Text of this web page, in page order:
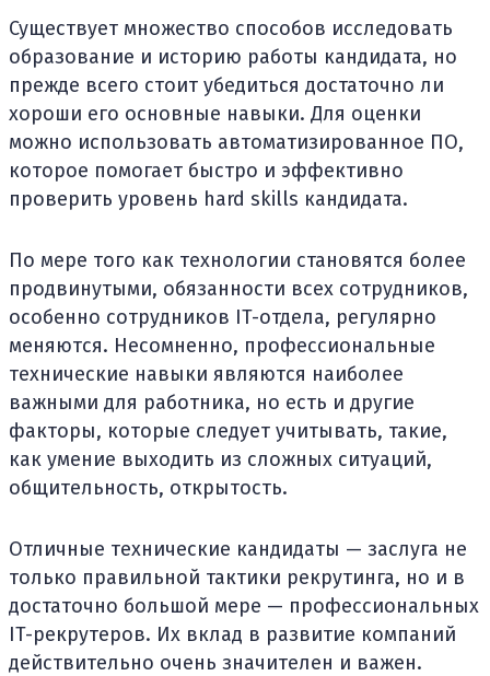
Существует множество способов исследовать
образование и историю работы кандидата, но
прежде всего стоит убедиться достаточно ли
хороши его основные навыки. Для оценки
можно использовать автоматизированное ПО,
которое помогает быстро и эффективно
проверить уровень hard skills кандидата.
По мере того как технологии становятся более
продвинутыми, обязанности всех сотрудников,
особенно сотрудников IT-отдела, регулярно
меняются. Несомненно, профессиональные
технические навыки являются наиболее
важными для работника, но есть и другие
факторы, которые следует учитывать, такие,
как умение выходить из сложных ситуаций,
общительность, открытость.
Отличные технические кандидаты — заслуга не
только правильной тактики рекрутинга, но и в
достаточно большой мере — профессиональных
IT-рекрутеров. Их вклад в развитие компаний
действительно очень значителен и важен.